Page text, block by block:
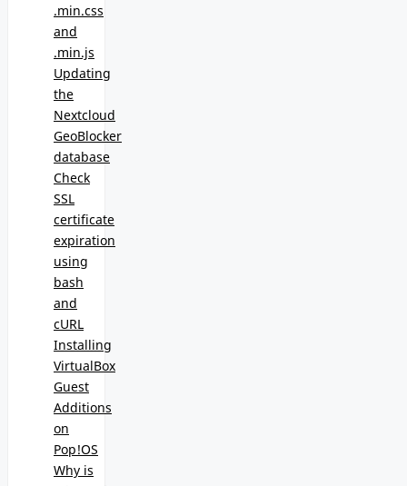
.min.css
and
.min.js
Updating
the
Nextcloud
GeoBlocker
database
Check
SSL
certificate
expiration
using
bash
and
cURL
Installing
VirtualBox
Guest
Additions
on
Pop!OS
Why is